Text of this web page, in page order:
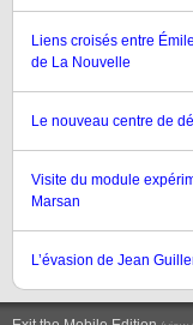
Liens croisés entre
de La Nouvelle
Le nouveau centre de
Visite du module
Marsan
L’évasion de Jean